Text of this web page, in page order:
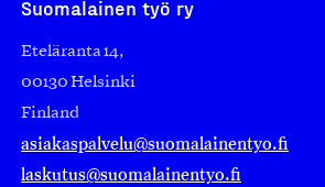
Suomalainen työ ry
Eteläranta 14,
00130 Helsinki
Finland
asiakaspalvelu@suomalainentyo.fi
laskutus@suomalainentyo.fi